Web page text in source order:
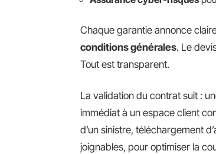
Chaque garantie annonce
conditions générales. Le
Tout est transparent.
La validation du contrat suit :
immédiat à un espace client
d’un sinistre, téléchargement
joignables, pour optimiser la